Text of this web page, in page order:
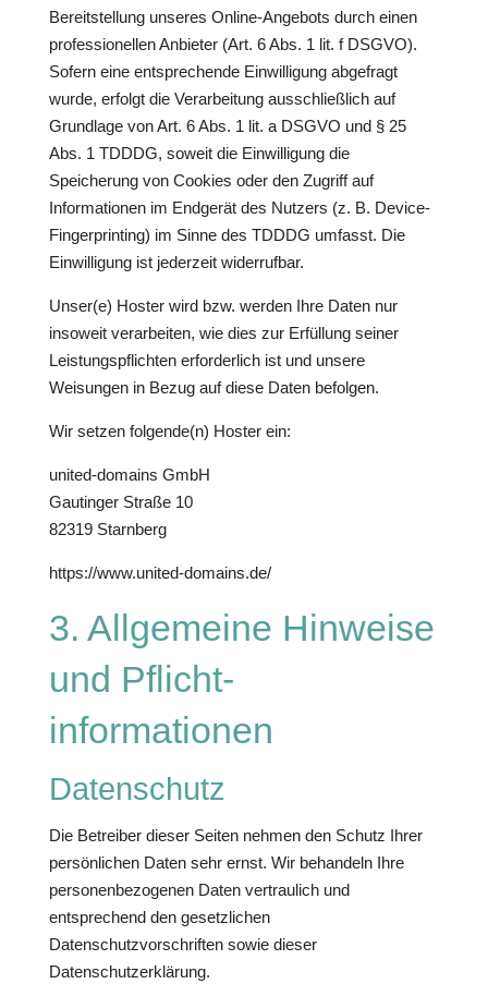
Bereitstellung unseres Online-Angebots durch einen
professionellen Anbieter (Art. 6 Abs. 1 lit. f DSGVO).
Sofern eine entsprechende Einwilligung abgefragt
wurde, erfolgt die Verarbeitung ausschließlich auf
Grundlage von Art. 6 Abs. 1 lit. a DSGVO und § 25
Abs. 1 TDDDG, soweit die Einwilligung die
Speicherung von Cookies oder den Zugriff auf
Informationen im Endgerät des Nutzers (z. B. Device-
Fingerprinting) im Sinne des TDDDG umfasst. Die
Einwilligung ist jederzeit widerrufbar.
Unser(e) Hoster wird bzw. werden Ihre Daten nur
insoweit verarbeiten, wie dies zur Erfüllung seiner
Leistungspflichten erforderlich ist und unsere
Weisungen in Bezug auf diese Daten befolgen.
Wir setzen folgende(n) Hoster ein:
united-domains GmbH
Gautinger Straße 10
82319 Starnberg
https://www.united-domains.de/
3. Allgemeine Hinweise
und Pflicht­
informationen
Datenschutz
Die Betreiber dieser Seiten nehmen den Schutz Ihrer
persönlichen Daten sehr ernst. Wir behandeln Ihre
personenbezogenen Daten vertraulich und
entsprechend den gesetzlichen
Datenschutzvorschriften sowie dieser
Datenschutzerklärung.